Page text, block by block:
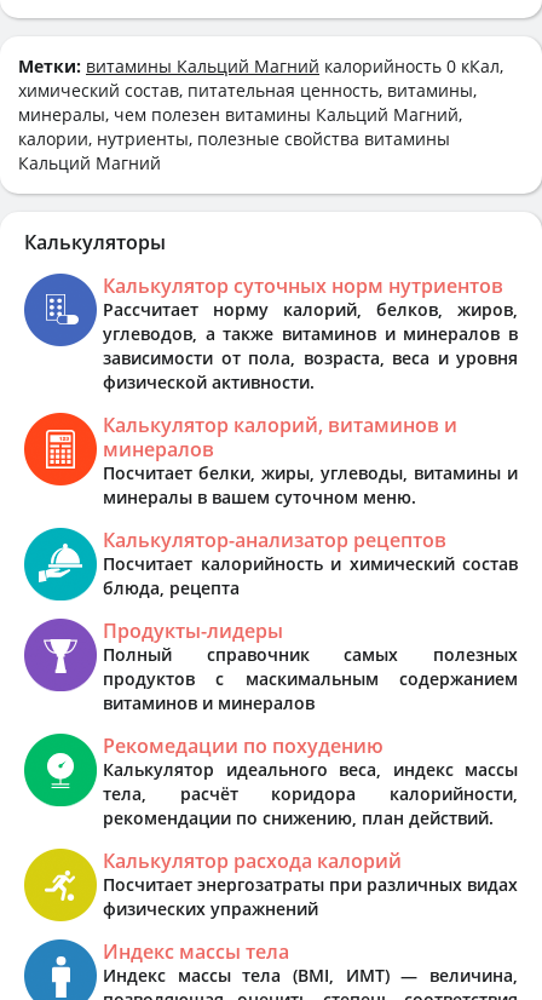
Метки: витамины Кальций Магний калорийность 0 кКал,
химический состав, питательная ценность, витамины,
минералы, чем полезен витамины Кальций Магний,
калории, нутриенты, полезные свойства витамины
Кальций Магний
Калькуляторы
Калькулятор суточных норм нутриентов
Рассчитает норму калорий, белков, жиров,
углеводов, а также витаминов и минералов в
зависимости от пола, возраста, веса и уровня
физической активности.
Калькулятор калорий, витаминов и
минералов
Посчитает белки, жиры, углеводы, витамины и
минералы в вашем суточном меню.
Калькулятор-анализатор рецептов
Посчитает калорийность и химический состав
блюда, рецепта
Продукты-лидеры
Полный справочник самых полезных
продуктов с маскимальным содержанием
витаминов и минералов
Рекомедации по похудению
Калькулятор идеального веса, индекс массы
тела, расчёт коридора калорийности,
рекомендации по снижению, план действий.
Калькулятор расхода калорий
Посчитает энергозатраты при различных видах
физических упражнений
Индекс массы тела
Индекс массы тела (BMI, ИМТ) — величина,